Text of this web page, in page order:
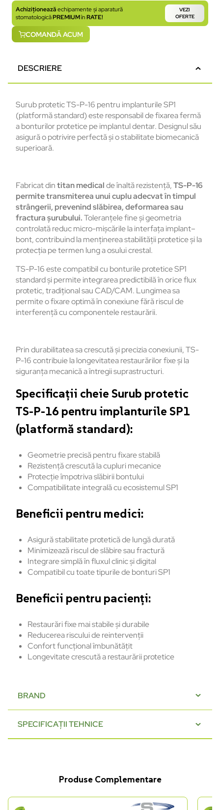
Achiziționeazăechipamente și aparatură
stomatologicăPREMIUMînRATE!
VEZI
OFERTE
COMANDĂ ACUM
DESCRIERE
Surub protetic TS-P-16 pentru implanturile SP1
(platformă standard) este responsabildefixareafermă
abonturilorproteticepeimplantuldentar. Designulsău
asigurăopotrivireperfectășiostabilitatebiomecanică
superioară.
Fabricatdintitan medicaldeînaltărezistență,TS-P-16
permitetransmiterea unuicupluadecvatîntimpul
strângerii, prevenindslăbirea,deformareasau
fracturașurubului.Toleranțelefineșigeometria
controlatăreducmicro-mișcărilelainterfațaimplant–
bont,contribuindlamenținereastabilitățiiproteticeșila
protecțiapetermen lung aosuluicrestal.
TS-P-16estecompatibilcu bonturileproteticeSP1
standardșipermiteintegrareapredictibilăînoriceflux
protetic,tradiționalsauCAD/CAM. Lungimeasa
permiteofixareoptimăînconexiunefărărisculde
interferențăcucomponentelerestaurării.
Prindurabilitateasacrescutășipreciziaconexiunii, TS-
P-16contribuielalongevitatearestaurărilorfixeșila
siguranțamecanicăaîntregiisuprastructuri.
Specificații cheie Surub protetic
TS-P-16 pentru implanturile SP1
(platformă standard):
Geometrie precisă pentru fixare stabilă
Rezistențăcrescutălacuplurimecanice
Protecțieîmpotrivaslăbiriibontului
CompatibilitateintegralăcuecosistemulSP1
Beneficii pentru medici:
Asigurăstabilitateproteticădelungădurată
Minimizeazărisculdeslăbiresaufractură
Integraresimplăînfluxulclinicșidigital
CompatibilcutoatetipuriledebonturiSP1
Beneficii pentru pacienți:
Restaurărifixemaistabileșidurabile
Reducerearisculuidereintervenții
Confortfuncționalîmbunătățit
Longevitatecrescutăarestaurăriiprotetice
BRAND
SPECIFICAȚII TEHNICE
Produse Complementare